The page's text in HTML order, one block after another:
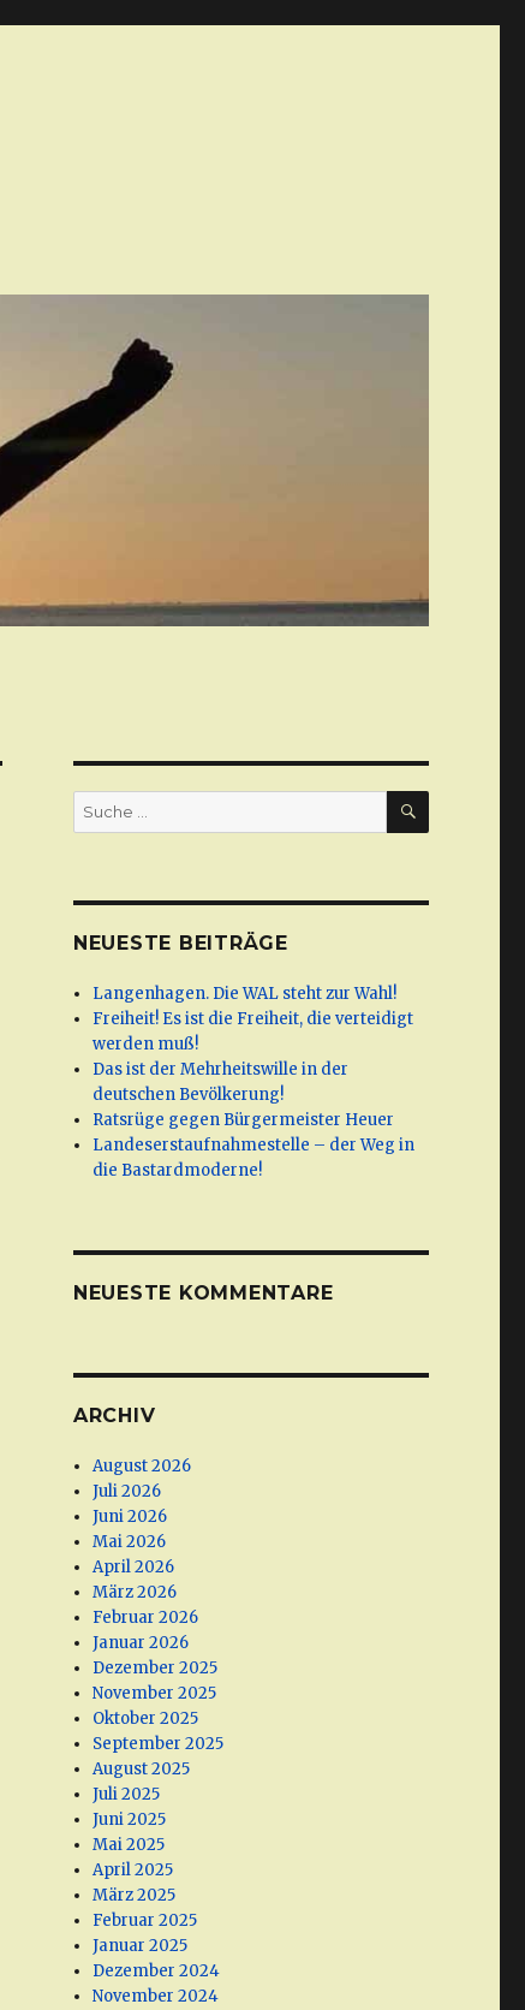
Suche
nach:
SUCHE
NEUESTE BEITRÄGE
Langenhagen. Die WAL steht zur Wahl!
Freiheit! Es ist die Freiheit, die verteidigt
werden muß!
Das ist der Mehrheitswille in der
deutschen Bevölkerung!
Ratsrüge gegen Bürgermeister Heuer
Landeserstaufnahmestelle – der Weg in
die Bastardmoderne!
NEUESTE KOMMENTARE
ARCHIV
August 2026
Juli 2026
Juni 2026
Mai 2026
April 2026
März 2026
Februar 2026
Januar 2026
Dezember 2025
November 2025
Oktober 2025
September 2025
August 2025
Juli 2025
Juni 2025
Mai 2025
April 2025
März 2025
Februar 2025
Januar 2025
Dezember 2024
November 2024